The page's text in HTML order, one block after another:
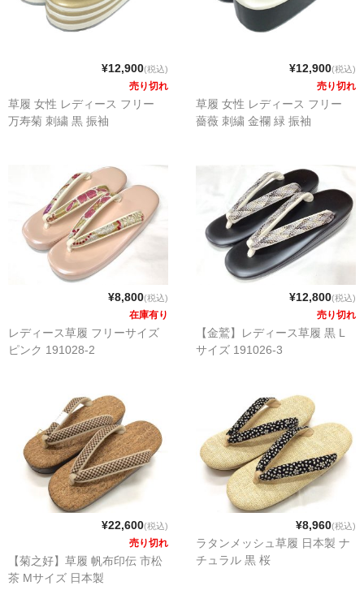
¥12,900(税込)
売り切れ
草履 女性 レディース フリー
万寿菊 刺繍 黒 振袖
¥12,900(税込)
売り切れ
草履 女性 レディース フリー
薔薇 刺繍 金襴 緑 振袖
¥8,800(税込)
在庫有り
レディース草履 フリーサイズ
ピンク 191028-2
¥12,800(税込)
売り切れ
【金鷲】レディース草履 黒 L
サイズ 191026-3
¥22,600(税込)
売り切れ
【菊之好】草履 帆布印伝 市松
茶 Mサイズ 日本製
¥8,960(税込)
ラタンメッシュ草履 日本製 ナ
チュラル 黒 桜